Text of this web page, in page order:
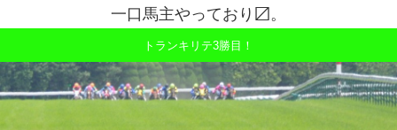
一口馬主やっており〼。
トランキリテ3勝目！